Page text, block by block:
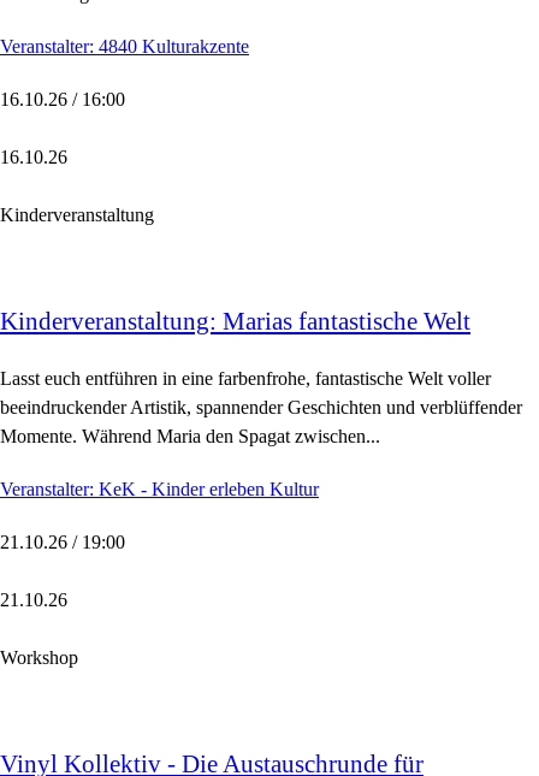
Veranstalter: 4840 Kulturakzente
16.10.26 / 16:00
16.10.26
Kinderveranstaltung
Kinderveranstaltung: Marias fantastische Welt
Lasst euch entführen in eine farbenfrohe, fantastische Welt voller
beeindruckender Artistik, spannender Geschichten und verblüffender
Momente. Während Maria den Spagat zwischen...
Veranstalter: KeK - Kinder erleben Kultur
21.10.26 / 19:00
21.10.26
Workshop
Vinyl Kollektiv - Die Austauschrunde für